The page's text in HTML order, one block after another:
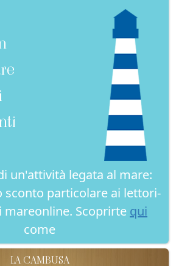
un'attività legata al mare:
sconto particolare ai lettori-
mareonline. Scoprirte qui
come
LA CAMBUSA